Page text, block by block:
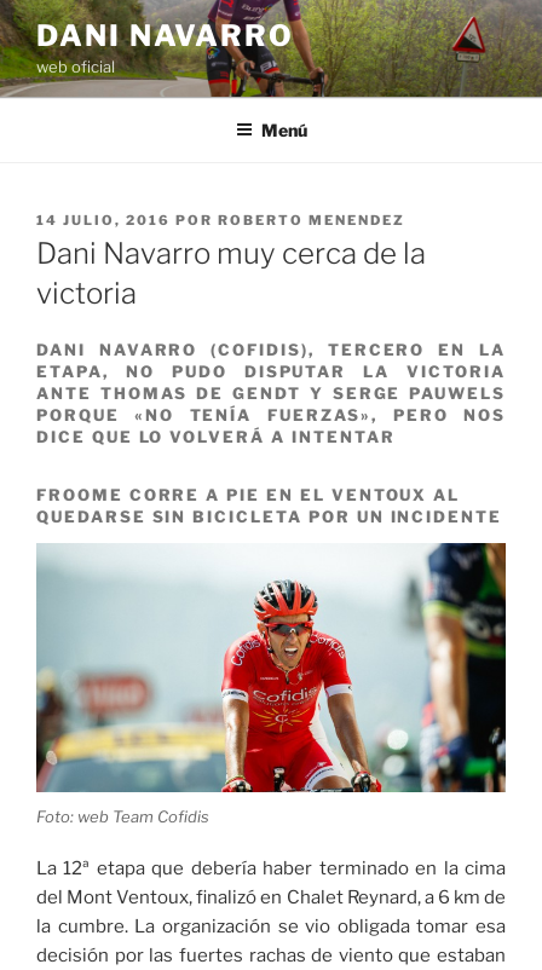
Saltar
al
contenido
DANI NAVARRO
web oficial
Menú
PUBLICADO
EL
14 JULIO, 2016 POR ROBERTO MENENDEZ
Dani Navarro muy cerca de la
victoria
DANI NAVARRO (COFIDIS), TERCERO EN LA
ETAPA, NO PUDO DISPUTAR LA VICTORIA
ANTE THOMAS DE GENDT Y SERGE PAUWELS
PORQUE «NO TENÍA FUERZAS», PERO NOS
DICE QUE LO VOLVERÁ A INTENTAR
FROOME CORRE A PIE EN EL VENTOUX AL
QUEDARSE SIN BICICLETA POR UN INCIDENTE
Foto: web Team Cofidis
La 12ª etapa que debería haber terminado en la cima
del Mont Ventoux, finalizó en Chalet Reynard, a 6 km de
la cumbre. La organización se vio obligada tomar esa
decisión por las fuertes rachas de viento que estaban